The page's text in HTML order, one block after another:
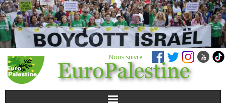
Nous suivre